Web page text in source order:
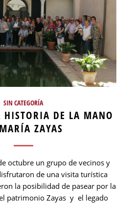
SIN CATEGORÍA
HISTORIA DE LA MANO
ZAYAS
octubre un grupo de vecinos y
de una visita turística
la posibilidad de pasear por la
patrimonio Zayas y el legado